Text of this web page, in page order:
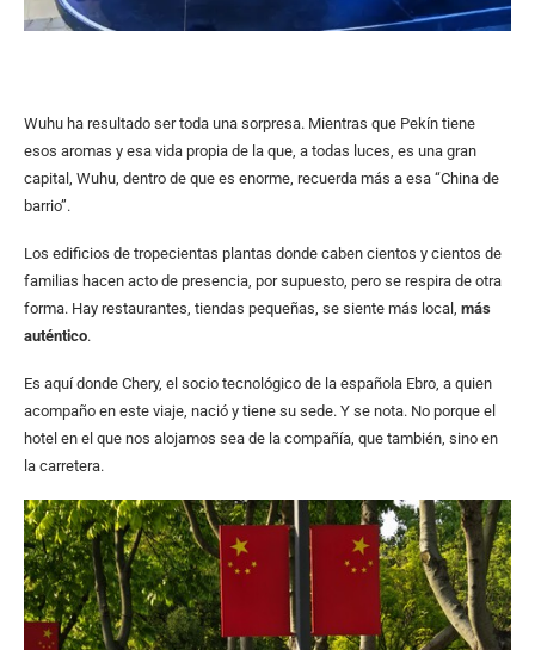
Wuhu ha resultado ser toda una sorpresa. Mientras que Pekín tiene
esos aromas y esa vida propia de la que, a todas luces, es una gran
capital, Wuhu, dentro de que es enorme, recuerda más a esa “China de
barrio”.
Los edificios de tropecientas plantas donde caben cientos y cientos de
familias hacen acto de presencia, por supuesto, pero se respira de otra
forma. Hay restaurantes, tiendas pequeñas, se siente más local, más
auténtico.
Es aquí donde Chery, el socio tecnológico de la española Ebro, a quien
acompaño en este viaje, nació y tiene su sede. Y se nota. No porque el
hotel en el que nos alojamos sea de la compañía, que también, sino en
la carretera.